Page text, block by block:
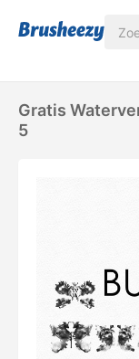
Gratis
5